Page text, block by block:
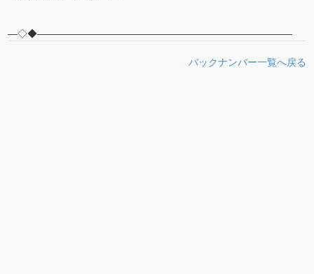
―◇◆――――――――――――――――――――――――――
バックナンバー一覧へ戻る